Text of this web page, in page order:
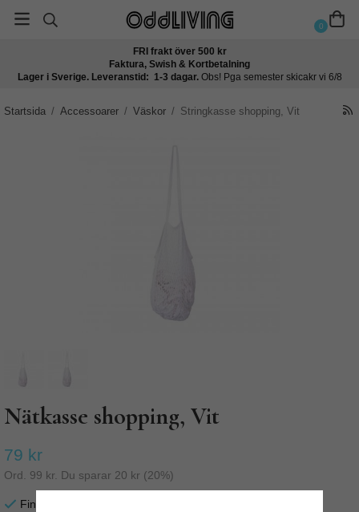
0
FRI frakt över 500 kr
Faktura, Swish & Kortbetalning
Lager i Sverige. Leveranstid: 1-3 dagar. Obs! Pga semester skicakr vi 6/8
Startsida / Accessoarer / Väskor / Stringkasse shopping, Vit
Nätkasse shopping, Vit
79 kr
Ord. 99 kr . Du sparar 20 kr (20%)
Finns i lager för omgående leverans